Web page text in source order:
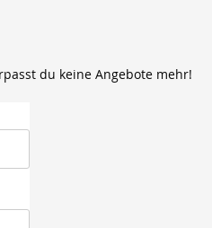
du keine Angebote mehr!